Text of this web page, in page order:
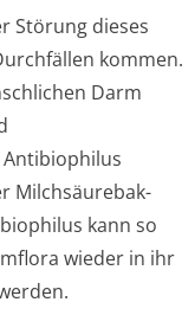
Störung dieses
kommen.
Darm
Milchsäurebak­
kann so
wieder in ihr